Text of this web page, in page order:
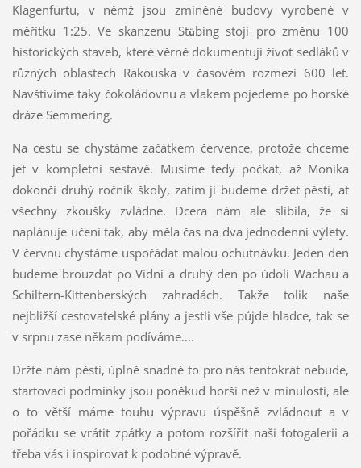
Klagenfurtu, v němž jsou zmíněné budovy vyrobené v
měřítku 1:25. Ve skanzenu Stübing stojí pro změnu 100
historických staveb, které věrně dokumentují život sedláků v
různých oblastech Rakouska v časovém rozmezí 600 let.
Navštívíme taky čokoládovnu a vlakem pojedeme po horské
dráze Semmering.
Na cestu se chystáme začátkem července, protože chceme
jet v kompletní sestavě. Musíme tedy počkat, až Monika
dokončí druhý ročník školy, zatím jí budeme držet pěsti, ať
všechny zkoušky zvládne. Dcera nám ale slíbila, že si
naplánuje učení tak, aby měla čas na dva jednodenní výlety.
V červnu chystáme uspořádat malou ochutnávku. Jeden den
budeme brouzdat po Vídni a druhý den po údolí Wachau a
Schiltern-Kittenberských zahradách. Takže tolik naše
nejbližší cestovatelské plány a jestli vše půjde hladce, tak se
v srpnu zase někam podíváme....
Držte nám pěsti, úplně snadné to pro nás tentokrát nebude,
startovací podmínky jsou poněkud horší než v minulosti, ale
o to větší máme touhu výpravu úspěšně zvládnout a v
pořádku se vrátit zpátky a potom rozšířit naši fotogalerii a
třeba vás i inspirovat k podobné výpravě.